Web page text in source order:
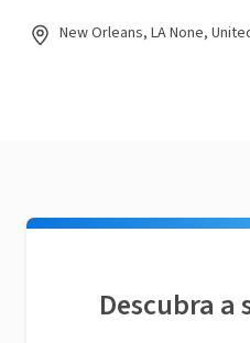
New Orleans, LA None,
Descubra a